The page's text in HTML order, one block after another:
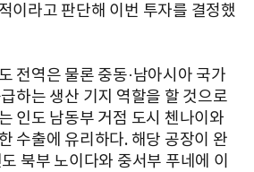
이라고 판단해 이번 투자를 결정했
전역은 물론 중동·남아시아 국가
하는 생산 기지 역할을 할 것으로
인도 남동부 거점 도시 첸나이와
수출에 유리하다. 해당 공장이 완
북부 노이다와 중서부 푸네에 이